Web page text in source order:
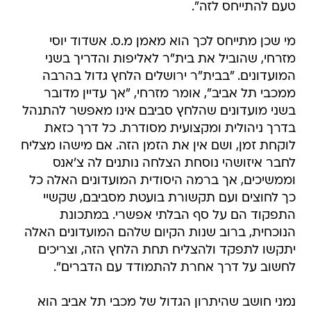
טעם להתייחס לזה".
מי שכן מתייחס לכך הוא מאמן מ.ס. אשדוד יוסי
מזרחי, שהוביל את בית"ר לאליפות והדריך בשני
המועדונים. "בבית"ר ירושלים הלחץ גדול בהרבה
ממכבי תל אביב", אומר מזרחי, "אך עדיין מדובר
בשני מועדונים שהלחץ סביבם אינו מאפשר להתנהל
בדרך ניהולית ומקצועית מסודרת. כל דרך כזאת
לוקחת זמן, ושם אין את הזמן הזה. אם מישהו מצליח
לחבר איזושהי נוסחת הצלחה נותנים לה צ'אנס
וממשיכים, אך ברמה היסודית המועדונים האלה כל
כך לחוצים ועם תקשורת בועטת מסביבם, שקשיי
התפקוד הם על סף הבלתי אפשרי. במתכונת
הנוכחית, ברוב שנות הקיום שלהם המועדונים האלה
יתקשו לתפקד ולהצליח תחת הלחץ הזה, וצריכים
לחשוב על דרך אחרת להתמודד עם הדברים".
נמני חושב שהיתרון הגדול של מכבי תל אביב הוא